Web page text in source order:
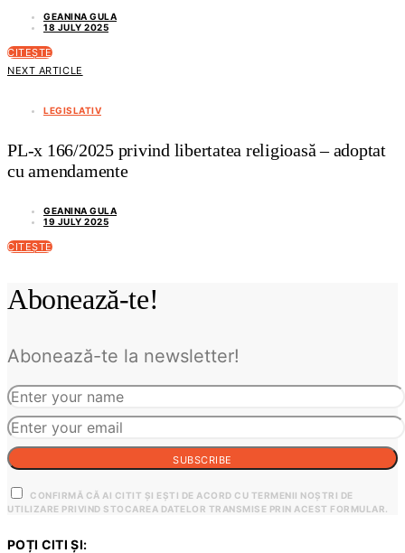
GEANINA GULA
18 JULY 2025
CITEȘTE
NEXT ARTICLE
LEGISLATIV
PL-x 166/2025 privind libertatea religioasă – adoptat
cu amendamente
GEANINA GULA
19 JULY 2025
CITEȘTE
Abonează-te!
Abonează-te la newsletter!
SUBSCRIBE
CONFIRMĂ CĂ AI CITIT ȘI EȘTI DE ACORD CU TERMENII NOȘTRI DE
UTILIZARE PRIVIND STOCAREA DATELOR TRANSMISE PRIN ACEST FORMULAR.
POȚI CITI ȘI: